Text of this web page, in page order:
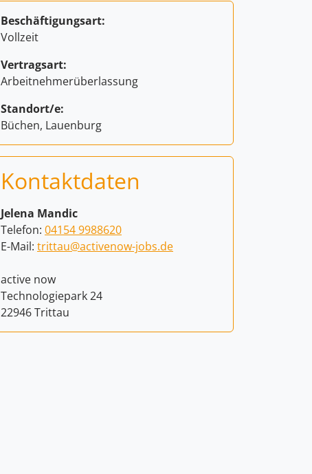
Beschäftigungsart:
Vollzeit
Vertragsart:
Arbeitnehmerüberlassung
Standort/e:
Büchen, Lauenburg
Kontaktdaten
Jelena Mandic
Telefon: 04154 9988620
E-Mail: trittau@activenow-jobs.de
active now
Technologiepark 24
22946 Trittau